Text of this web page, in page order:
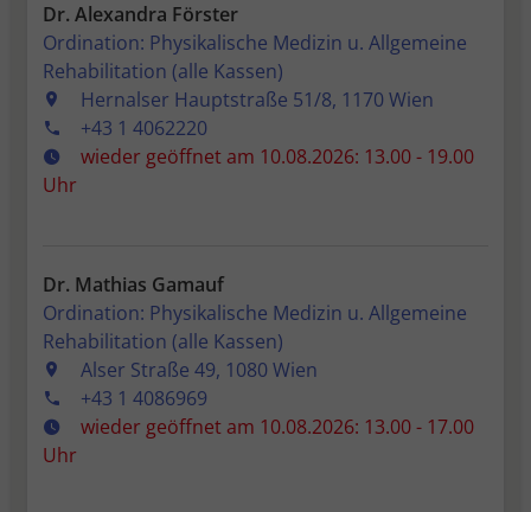
Dr. Alexandra Förster
Ordination: Physikalische Medizin u. Allgemeine
Rehabilitation (alle Kassen)
Hernalser Hauptstraße 51/8, 1170 Wien
+43 1 4062220
wieder geöffnet am 10.08.2026: 13.00 - 19.00
Uhr
Dr. Mathias Gamauf
Ordination: Physikalische Medizin u. Allgemeine
Rehabilitation (alle Kassen)
Alser Straße 49, 1080 Wien
+43 1 4086969
wieder geöffnet am 10.08.2026: 13.00 - 17.00
Uhr